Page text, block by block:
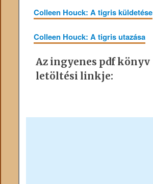
Colleen Houck: A tigris küldetése
Colleen Houck: A tigris utazása
Az ingyenes pdf könyv
letöltési linkje: